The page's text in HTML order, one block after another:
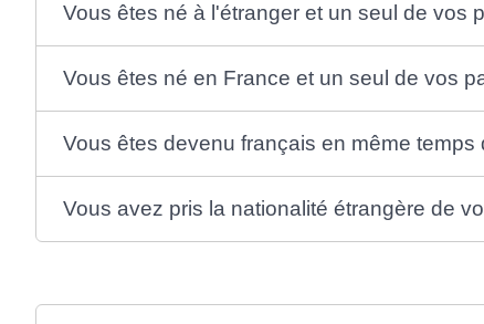
Vous êtes né à l'étranger et un seul de vos
Vous êtes né en France et un seul de vos
Vous êtes devenu français en même
Vous avez pris la nationalité étrangère de